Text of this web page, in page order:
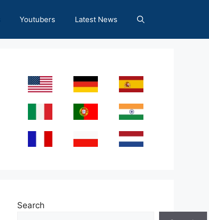
Youtubers Latest News
Search